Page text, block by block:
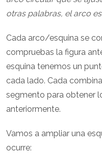
otras palabras, el arco
Cada arco/esquina se
compruebas la figura
esquina tenemos un
cada lado. Cada
segmento para obtener
anteriormente.
Vamos a ampliar una
ocurre: